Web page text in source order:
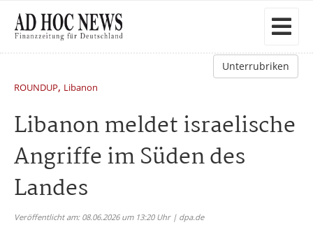
Unterrubriken
ROUNDUP, Libanon
Libanon meldet israelische
Angriffe im Süden des
Landes
Veröffentlicht am: 08.06.2026 um 13:20 Uhr | dpa.de